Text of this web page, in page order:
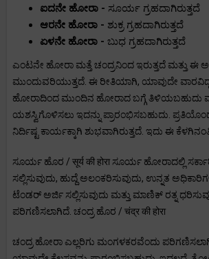
ಐದನೇ ಹೋರಾ - ಸೂರ್ಯ ಗ್ರಹದಾಗಿರುತ್ತದೆ
ಆರನೇ ಹೋರಾ - ಶುಕ್ರ ಗ್ರಹದಾಗಿರುತ್ತದೆ
ಏಳನೇ ಹೋರಾ - ಬುಧ ಗ್ರಹದಾಗಿರುತ್ತದೆ
ಎಂಟನೇ ಹೋರಾ ಮತ್ತೆ ಚಂದ್ರನಿಂದ ಇರುತ್ತದೆ ಮತ್ತು ಈ
ಮುಂದುವರಿಯುತ್ತದೆ. ಈ ರೀತಿಯಾಗಿ, ಯಾವುದೇ
ಹೋರಾದಿಂದ ಮುಂದಿನ ಹೋರಾದ ಬಗ್ಗೆ ತಿಳಿಯಬಹುದು
ಯಶಸ್ವಿಗೊಳಿಸಲು ಇದನ್ನು ಪ್ರಾರಂಭಿಸಬಹುದು.
ನಿರ್ದಿಷ್ಟ ಕಾರ್ಯಕ್ಕಾಗಿ ಶುಭವಾಗಿರುತ್ತದೆ. ಇದು ಈ
ಸೂರ್ಯ ಹೊರ / सूर्य की होरा ಸೂರ್ಯ ಹೋರಾದಲ್ಲಿ
ಸಲ್ಲಿಸುವುದು, ಹುದ್ದೆ ಅಲಂಕರಿಸುವುದು, ಉನ್ನತ
ಟೆಂಡರ್ ಅರ್ಜಿ ಸಲ್ಲಿಸುವುದು ಮತ್ತು ಮಾಣಿಕ್ ರತ್ನ
ಪರಿಗಣಿಸಲಾಗಿದೆ. ಚಂದ್ರ ಹೊರ / चंद्र की होरा
ಚಂದ್ರ ಹೋರಾ ಎಲ್ಲರಿಗು ಮಂಗಳಕರವೆಂದು